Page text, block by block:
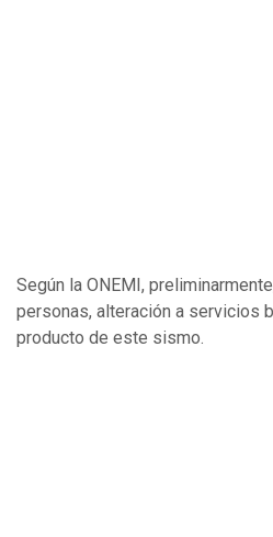
Según la ONEMI,
personas, alteración a servicios
producto de este sismo.